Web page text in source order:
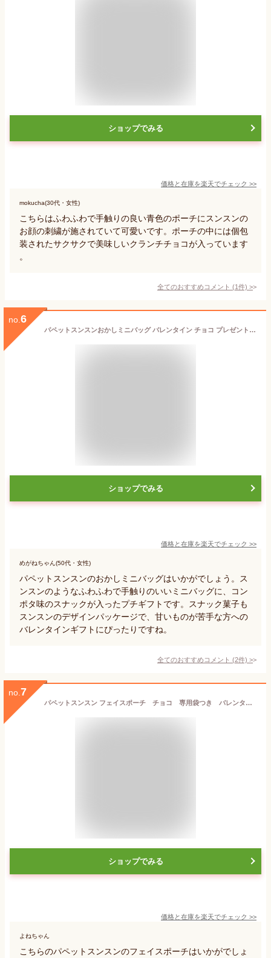
ショップでみる
価格と在庫を楽天でチェック >>
mokucha(30代・女性)
こちらはふわふわで手触りの良い青色のポーチにスンスンの
お顔の刺繍が施されていて可愛いです。ポーチの中には個包
装されたサクサクで美味しいクランチチョコが入っています
。
全てのおすすめコメント (1件) >
no. 6
パペットスンスンおかしミニバッグ バレンタイン チョコ プレゼント かわいい ギフト ご褒美 ホワイトデー 男性 女性 彼氏 彼女 友達 男友達 女友達 義理チョコ 友チョコ 可愛い プチギフト プレゼント 職場 会社 ばらまき
ショップでみる
価格と在庫を楽天でチェック >>
めがねちゃん(50代・女性)
パペットスンスンのおかしミニバッグはいかがでしょう。ス
ンスンのようなふわふわで手触りのいいミニバッグに、コン
ポタ味のスナックが入ったプチギフトです。スナック菓子も
スンスンのデザインパッケージで、甘いものが苦手な方への
バレンタインギフトにぴったりですね。
全てのおすすめコメント (2件) >
no. 7
パペットスンスン フェイスポーチ チョコ 専用袋つき バレンタイン
ショップでみる
価格と在庫を楽天でチェック >>
よねちゃん
こちらのパペットスンスンのフェイスポーチはいかがでしょ